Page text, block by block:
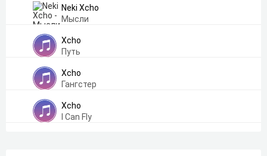
Neki Xcho
Мысли
Xcho
Путь
Xcho
Гангстер
Xcho
I Can Fly